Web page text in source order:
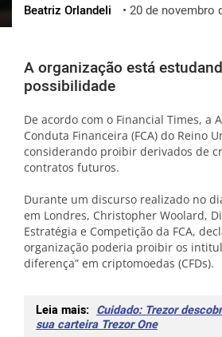
ქართული
vietnamese
Beatriz Orlandeli • 20 de novembro
A organização está
possibilidade
De acordo com o Financial Times, a
Conduta Financeira (FCA) do Reino
considerando proibir derivados de
contratos futuros.
Durante um discurso realizado no
em Londres, Christopher Woolard,
Estratégia e Competição da FCA,
organização poderia proibir os
diferença” em criptomoedas (CFDs).
Leia mais: Cuidado: Trezor
sua carteira Trezor One